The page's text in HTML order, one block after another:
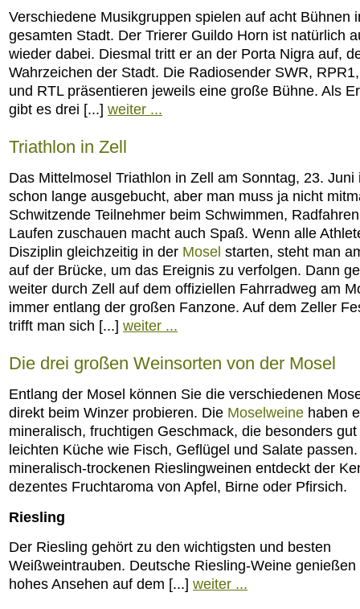
Verschiedene Musikgruppen spielen auf acht Bühnen
gesamten Stadt. Der Trierer Guildo Horn ist natürlich
wieder dabei. Diesmal tritt er an der Porta Nigra auf,
Wahrzeichen der Stadt. Die Radiosender SWR,
und RTL präsentieren jeweils eine große Bühne. Als
gibt es drei [...] weiter ...
Triathlon in Zell
Das Mittelmosel Triathlon in Zell am Sonntag, 23. Juni
schon lange ausgebucht, aber man muss ja nicht
Schwitzende Teilnehmer beim Schwimmen,
Laufen zuschauen macht auch Spaß. Wenn alle
Disziplin gleichzeitig in der Mosel starten, steht man
auf der Brücke, um das Ereignis zu verfolgen. Dann
weiter durch Zell auf dem offiziellen Fahrradweg am
immer entlang der großen Fanzone. Auf dem Zeller
trifft man sich [...] weiter ...
Die drei großen Weinsorten von der Mosel
Entlang der Mosel können Sie die verschiedenen
direkt beim Winzer probieren. Die Moselweine haben
mineralisch, fruchtigen Geschmack, die besonders
leichten Küche wie Fisch, Geflügel und Salate
mineralisch-trockenen Rieslingweinen entdeckt der
dezentes Fruchtaroma von Apfel, Birne oder Pfirsich.
Riesling
Der Riesling gehört zu den wichtigsten und besten
Weißweintrauben. Deutsche Riesling-Weine genießen
hohes Ansehen auf dem [...] weiter ...